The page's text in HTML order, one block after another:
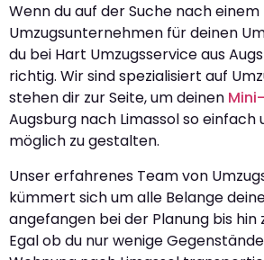
Wenn du auf der Suche nach
Umzugsunternehmen für deinen
du bei Hart Umzugsservice aus
richtig. Wir sind spezialisiert auf
stehen dir zur Seite, um deinen
Augsburg nach Limassol so einfach
möglich zu gestalten.
Unser erfahrenes Team von
kümmert sich um alle Belange
angefangen bei der Planung bis hin
Egal ob du nur wenige